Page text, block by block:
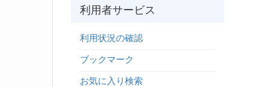
利用者サービス
利用状況の確認
ブックマーク
お気に入り検索